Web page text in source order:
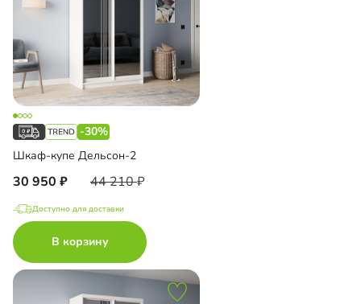
-30%
Шкаф-купе Дельсон-2
30 950 44 210
Доступно для доставки
В корзину